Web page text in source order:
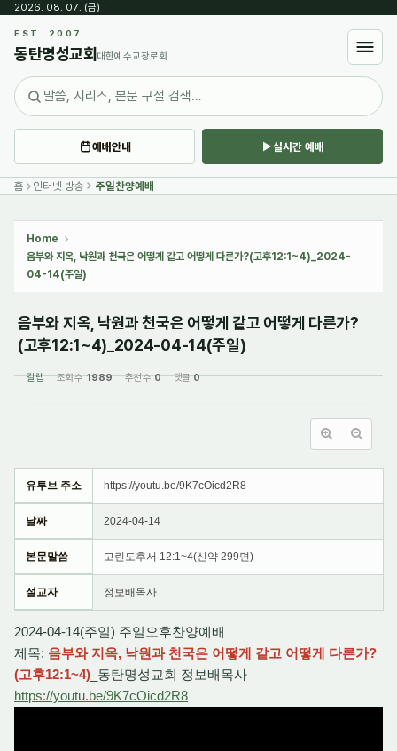
2026. 08. 07. (금) ·
EST. 2007
동탄명성교회 대한예수교장로회
예배안내 실시간 예배
홈 인터넷 방송 주일찬양예배
Home
음부와 지옥, 낙원과 천국은 어떻게 같고 어떻게 다른가?(고후12:1~4)_2024-
04-14(주일)
음부와 지옥, 낙원과 천국은 어떻게 같고 어떻게 다른가?
(고후12:1~4)_2024-04-14(주일)
갈렙 조회 수1989 추천 수0 댓글0
유투브 주소 https://youtu.be/9K7cOicd2R8
날짜 2024-04-14
본문말씀 고린도후서 12:1~4(신약 299면)
설교자 정보배목사
2024-04-14(주일) 주일오후찬양예배
제목: 음부와 지옥, 낙원과 천국은 어떻게 같고 어떻게 다른가?
(고후12:1~4) _동탄명성교회 정보배목사
https://youtu.be/9K7cOicd2R8
Sketchbook5, 스케치북5
Sketchbook5, 스케치북5